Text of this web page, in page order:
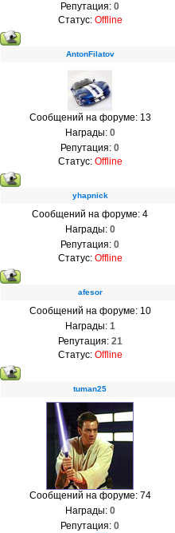
Репутация: 0
Статус: Offline
AntonFilatov
Сообщений на форуме: 13
Награды: 0
Репутация: 0
Статус: Offline
yhapnick
Сообщений на форуме: 4
Награды: 0
Репутация: 0
Статус: Offline
afesor
Сообщений на форуме: 10
Награды: 1
Репутация: 21
Статус: Offline
tuman25
Сообщений на форуме: 74
Награды: 0
Репутация: 0